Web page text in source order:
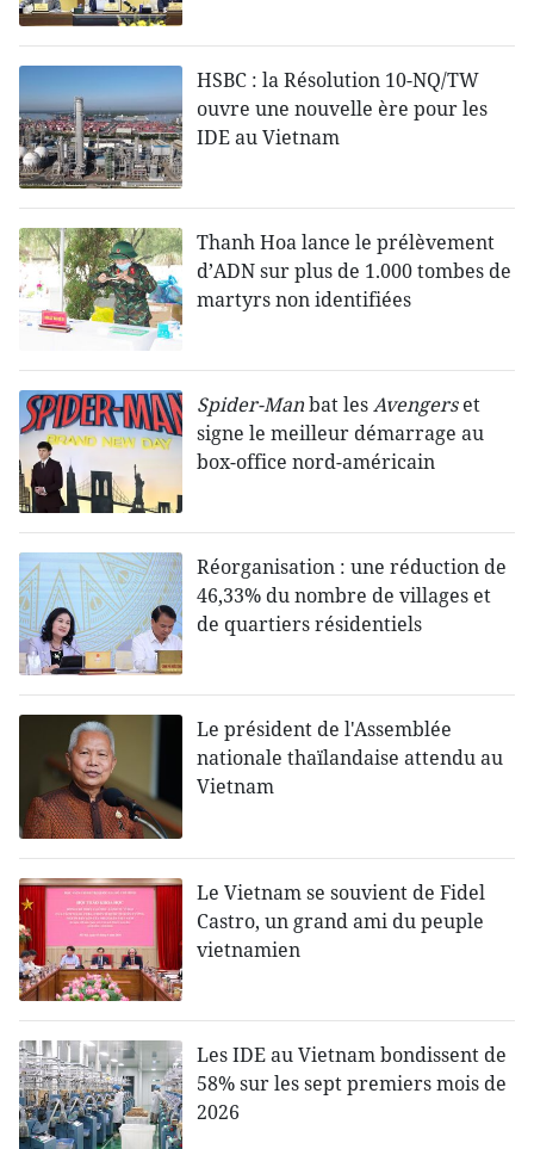
HSBC : la Résolution 10-NQ/TW
ouvre une nouvelle ère pour les
IDE au Vietnam
Thanh Hoa lance le prélèvement
d’ADN sur plus de 1.000 tombes de
martyrs non identifiées
Spider-Manbat lesAvengerset
signe le meilleur démarrage au
box-office nord-américain
Réorganisation : une réduction de
46,33% du nombre de villages et
de quartiers résidentiels
Le président de l'Assemblée
nationale thaïlandaise attendu au
Vietnam
Le Vietnam se souvient de Fidel
Castro, un grand ami du peuple
vietnamien
Les IDE au Vietnam bondissent de
58% sur les sept premiers mois de
2026